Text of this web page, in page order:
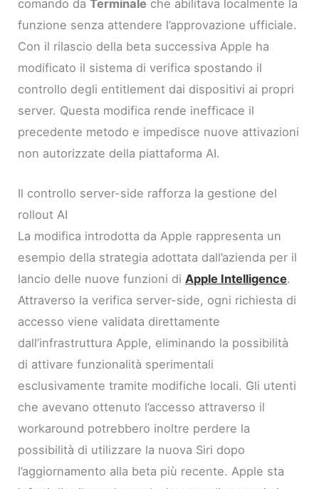
comando daTerminale che abilitava localmente la
funzione senza attendere l’approvazione ufficiale.
Con il rilascio della beta successiva Apple ha
modificato il sistema di verifica spostando il
controllo degli entitlement dai dispositivi ai propri
server. Questa modifica rende inefficace il
precedente metodo e impedisce nuove attivazioni
non autorizzate della piattaforma AI.
Il controllo server-side rafforza la gestione del
rollout AI
La modifica introdotta da Apple rappresenta un
esempio della strategia adottata dall’azienda per il
lancio delle nuove funzioni diApple Intelligence.
Attraverso la verifica server-side, ogni richiesta di
accesso viene validata direttamente
dall’infrastruttura Apple, eliminando la possibilità
di attivare funzionalità sperimentali
esclusivamente tramite modifiche locali. Gli utenti
che avevano ottenuto l’accesso attraverso il
workaround potrebbero inoltre perdere la
possibilità di utilizzare la nuova Siri dopo
l’aggiornamento alla beta più recente. Apple sta